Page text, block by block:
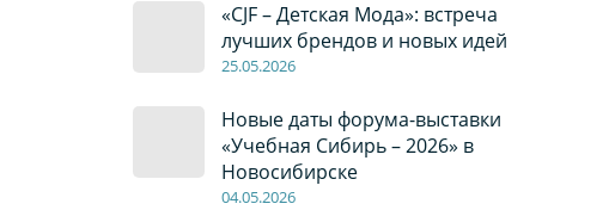
«CJF – Детская Мода»: встреча
лучших брендов и новых идей
25.05.2026
Новые даты форума-выставки
«Учебная Сибирь – 2026» в
Новосибирске
04.05.2026